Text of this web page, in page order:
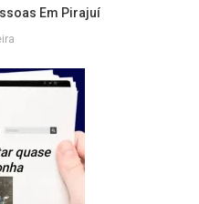
Em Pirajuí